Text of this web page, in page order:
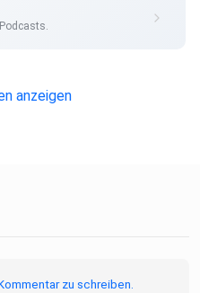
zusammenkommen.
anzeigen
zu schreiben.